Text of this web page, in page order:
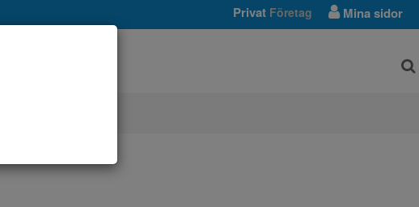
Mina sidor
Privat Företag